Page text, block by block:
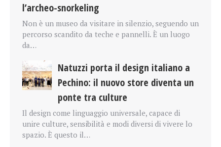
l’archeo-snorkeling
Non è un museo da visitare in silenzio, seguendo un
percorso scandito da teche e pannelli. È un luogo
da…
Natuzzi porta il design italiano a
Pechino: il nuovo store diventa un
ponte tra culture
Il design come linguaggio universale, capace di
unire culture, sensibilità e modi diversi di vivere lo
spazio. È questo il…